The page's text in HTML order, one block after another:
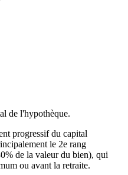
de l'hypothèque.
progressif du capital
le 2e rang
de la valeur du bien), qui
ou avant la retraite.